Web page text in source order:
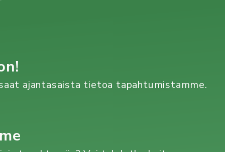
ajantasaista tietoa tapahtumistamme.